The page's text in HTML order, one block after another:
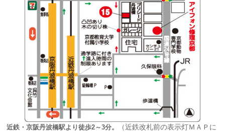
近鉄・京阪丹波橋駅より徒歩2～3分。
（近鉄改札前の表示灯ＭＡＰに